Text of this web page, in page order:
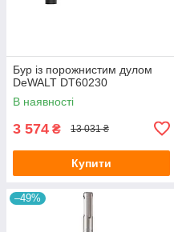
Бур із порожнистим дулом
DeWALT DT60230
В наявності
3 574 ₴ 13 031 ₴
Купити
–49%